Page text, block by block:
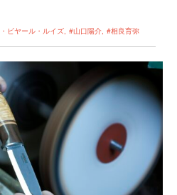
ビヤール・ルイズ #山口陽介 #相良育弥